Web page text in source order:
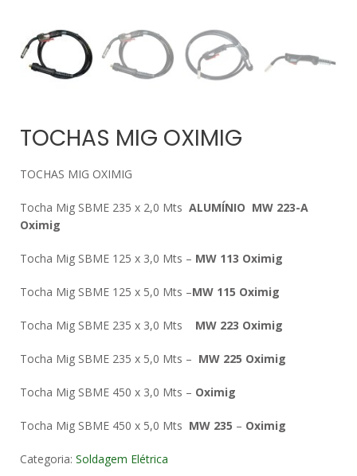
TOCHAS MIG OXIMIG
TOCHAS MIG OXIMIG
Tocha Mig SBME 235 x 2,0 Mts ALUMÍNIO MW 223-A
Oximig
Tocha Mig SBME 125 x 3,0 Mts – MW 113 Oximig
Tocha Mig SBME 125 x 5,0 Mts –MW 115 Oximig
Tocha Mig SBME 235 x 3,0 Mts MW 223 Oximig
Tocha Mig SBME 235 x 5,0 Mts – MW 225 Oximig
Tocha Mig SBME 450 x 3,0 Mts – Oximig
Tocha Mig SBME 450 x 5,0 Mts MW 235 – Oximig
Categoria: Soldagem Elétrica